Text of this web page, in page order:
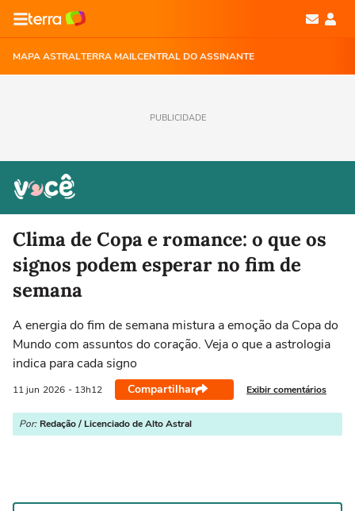
MAPA ASTRALTERRA MAILCENTRAL DO ASSINANTE
PUBLICIDADE
Clima de Copa e romance: o que os
signos podem esperar no fim de
semana
A energia do fim de semana mistura a emoção da Copa do
Mundo com assuntos do coração. Veja o que a astrologia
indica para cada signo
11 jun 2026 - 13h12 Compartilhar Exibir comentários
Por: Redação / Licenciado de Alto Astral